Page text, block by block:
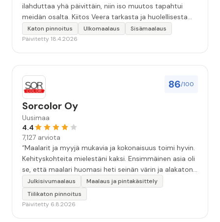
ilahduttaa yhä päivittäin, niin iso muutos tapahtui
meidän osalta. Kiitos Veera tarkasta ja huolellisesta
työstä, sekä ystävällisestä palvelusta!”
Katon pinnoitus Ulkomaalaus
Sisämaalaus
Päivitetty 18.4.2026
86/100
Sorcolor Oy
Uusimaa
4.4
7,127 arviota
“Maalarit ja myyjä mukavia ja kokonaisuus toimi hyvin.
Kehityskohteita mielestäni kaksi. Ensimmäinen asia oli
se, että maalari huomasi heti seinän värin ja alakaton
värin erot mitä en huomannut. Hyvä toki että siinä
kohtaa huomattu mutta toki optimaalisessa
tilanteessa myyjä olisi jo kiinnittänyt tähän huomiota.
Julkisivumaalaus
Maalaus ja pintakäsittely
Tiilikaton pinnoitus
Päivitetty 6.8.2026